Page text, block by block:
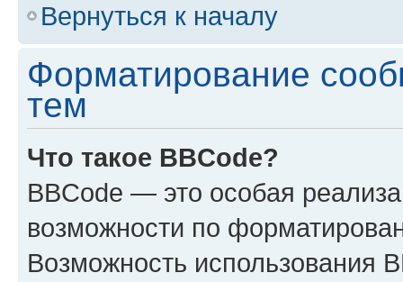
Вернуться к началу
Форматирование
тем
Что такое BBCode?
BBCode — это особая
возможности по
Возможность использования